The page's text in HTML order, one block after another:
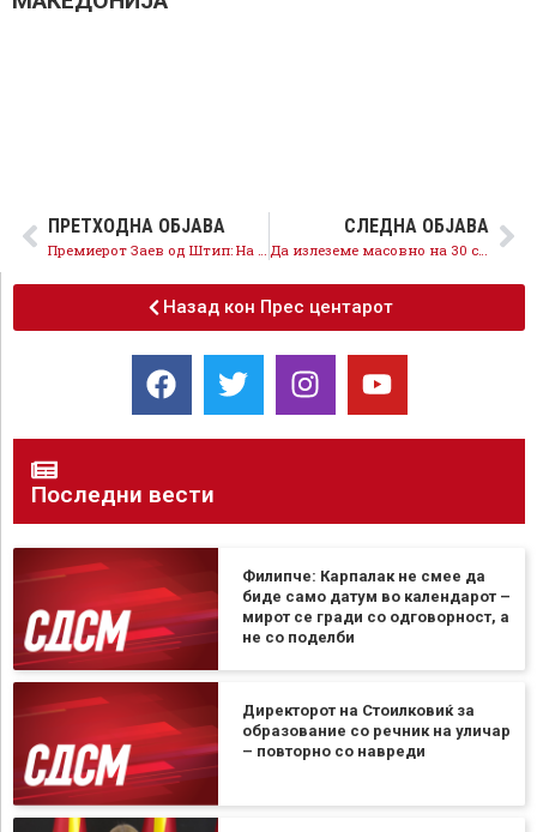
ПРЕТХОДНА ОБЈАВА СЛЕДНА ОБЈАВА
Да излеземе масовно на 30 септември, на сите да им покажеме дека си ја сакаме нашата Македонија, дека сме ЗА европска Македонија
Назад кон Прес центарот
Последни вести
Филипче: Карпалак не смее да
биде само датум во календарот –
мирот се гради со одговорност, а
не со поделби
Директорот на Стоилковиќ за
образование со речник на уличар
– повторно со навреди